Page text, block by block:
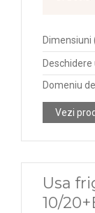
Dimensiuni
Domeniu
Vezi
Usa
10/